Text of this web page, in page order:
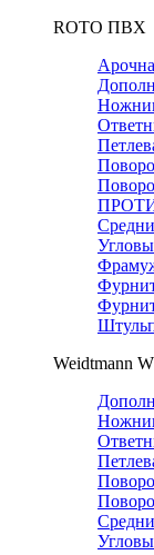
RОTO ПВХ
Weidtmann